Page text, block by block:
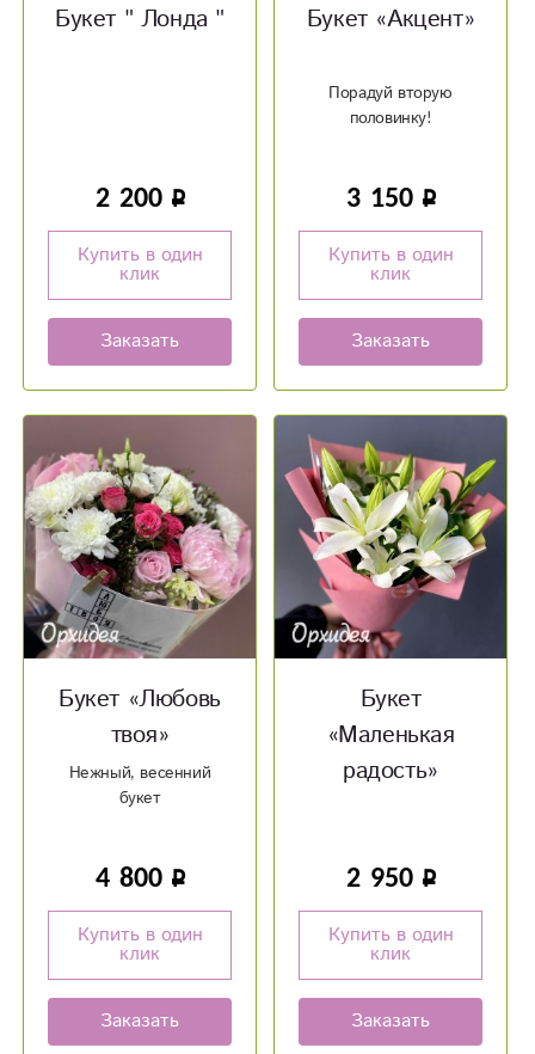
Букет " Лонда "
2 200
Купить в один
клик
Заказать
Букет «Акцент»
Порадуй вторую
половинку!
3 150
Купить в один
клик
Заказать
Букет «Любовь
твоя»
Нежный, весенний
букет
4 800
Купить в один
клик
Заказать
Букет
«Маленькая
радость»
2 950
Купить в один
клик
Заказать